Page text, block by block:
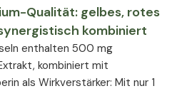
Qualität: gelbes, rotes
kombiniert
enthalten 500 mg
kombiniert mit
als Wirkverstärker: Mit nur 1